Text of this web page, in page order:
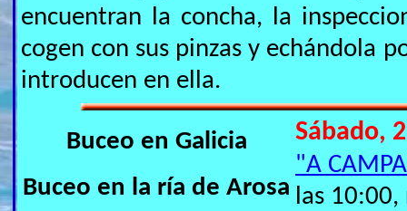
encuentran la concha, la
cogen con sus pinzas y echándola
introducen en ella.
Buceo en Galicia
Buceo en la ría de Arosa
Sábado,
"A
las 10:00,